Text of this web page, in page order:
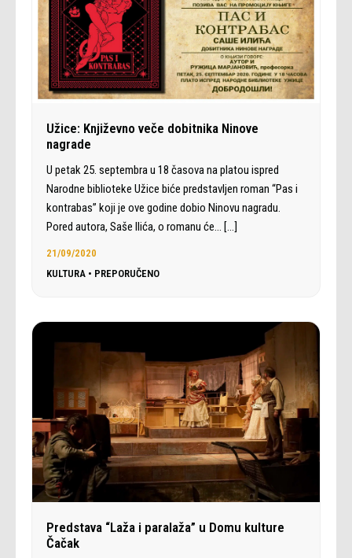
Užice: Književno veče dobitnika Ninove
nagrade
U petak 25. septembra u 18 časova na platou ispred
Narodne biblioteke Užice biće predstavljen roman “Pas i
kontrabas” koji je ove godine dobio Ninovu nagradu.
Pored autora, Saše Ilića, o romanu će… […]
21/09/2020
KULTURA • PREPORUČENO
Predstava “Laža i paralaža” u Domu kulture
Čačak